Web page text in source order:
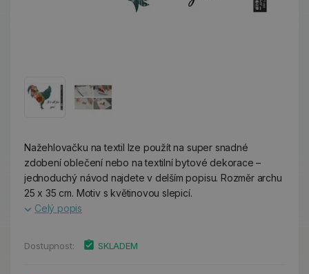
Nažehlovačku na textil lze použít na super snadné
zdobení oblečení nebo na textilní bytové dekorace –
jednoduchý návod najdete v delším popisu. Rozměr archu
25 x 35 cm. Motiv s květinovou slepicí.
Celý popis
Dostupnost: SKLADEM